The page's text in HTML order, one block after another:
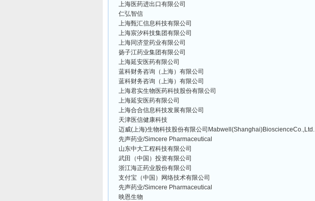
上海医药进出口有限公司
仁弘智信
上海甄汇信息科技有限公司
上海宸汐科技集团有限公司
上海同济堂药业有限公司
扬子江药业集团有限公司
上海延安医药有限公司
蓝科财务咨询（上海）有限公司
蓝科财务咨询（上海）有限公司
上海君实生物医药科技股份有限公司
上海延安医药有限公司
上海合合信息科技发展有限公司
天津医信健康科技
迈威(上海)生物科技股份有限公司Mabwell(Shanghai)BioscienceCo.,Ltd.
先声药业/Simcere Pharmaceutical
山东中大工程科技有限公司
武田（中国）投资有限公司
浙江海正药业股份有限公司
支付宝（中国）网络技术有限公司
先声药业/Simcere Pharmaceutical
映恩生物